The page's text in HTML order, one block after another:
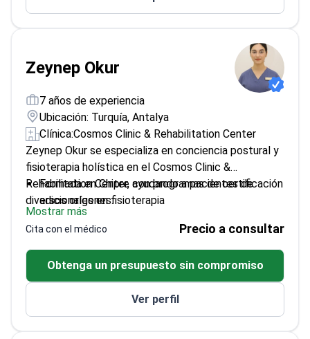
Zeynep Okur
7 años de experiencia
Ubicación: Turquía, Antalya
Clínica:Cosmos Clinic & Rehabilitation Center
Zeynep Okur se especializa en conciencia postural y
fisioterapia holística en el Cosmos Clinic &
Rehabilitation Center, ayudando a pacientes de
diversos orígenes.
Formada en Chipre con programas de certificación
adicionales en fisioterapia
Fluidez en inglés, con experiencia en pacientes
internacionales
Se enfoca en enfoques de rehabilitación
innovadores y holísticos
Trabaja en Medworld Clinics, conocidas por sus
opciones de terapia avanzada
Mostrar más
Cita con el médico Precio a consultar
Obtenga un presupuesto sin compromiso
Ver perfil